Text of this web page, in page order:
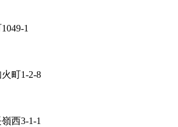
1
町1-2-8
西3-1-1